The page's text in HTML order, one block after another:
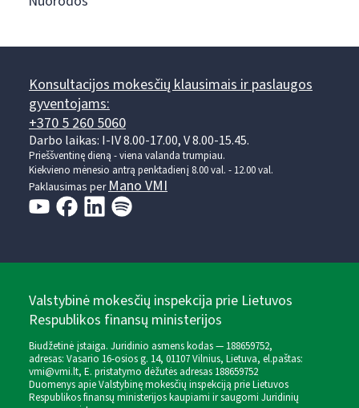
Konsultacijos mokesčių klausimais ir paslaugos
gyventojams:
+370 5 260 5060
Darbo laikas: I-IV 8.00-17.00, V 8.00-15.45.
Prieššventinę dieną - viena valanda trumpiau.
Kiekvieno mėnesio antrą penktadienį 8.00 val. - 12.00 val.
Paklausimas per Mano VMI
Valstybinė mokesčių inspekcija prie Lietuvos
Respublikos finansų ministerijos
Biudžetinė įstaiga. Juridinio asmens kodas — 188659752,
adresas: Vasario 16-osios g. 14, 01107 Vilnius, Lietuva, el.paštas:
vmi@vmi.lt, E. pristatymo dėžutės adresas 188659752
Duomenys apie Valstybinę mokesčių inspekciją prie Lietuvos
Respublikos finansų ministerijos kaupiami ir saugomi Juridinių